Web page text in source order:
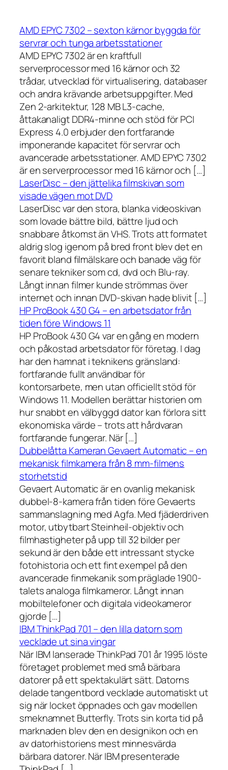
AMD EPYC 7302 – sexton kärnor byggda för
servrar och tunga arbetsstationer
AMD EPYC 7302 är en kraftfull
serverprocessor med 16 kärnor och 32
trådar, utvecklad för virtualisering, databaser
och andra krävande arbetsuppgifter. Med
Zen 2-arkitektur, 128 MB L3-cache,
åttakanaligt DDR4-minne och stöd för PCI
Express 4.0 erbjuder den fortfarande
imponerande kapacitet för servrar och
avancerade arbetsstationer. AMD EPYC 7302
är en serverprocessor med 16 kärnor och […]
LaserDisc – den jättelika filmskivan som
visade vägen mot DVD
LaserDisc var den stora, blanka videoskivan
som lovade bättre bild, bättre ljud och
snabbare åtkomst än VHS. Trots att formatet
aldrig slog igenom på bred front blev det en
favorit bland filmälskare och banade väg för
senare tekniker som cd, dvd och Blu-ray.
Långt innan filmer kunde strömmas över
internet och innan DVD-skivan hade blivit […]
HP ProBook 430 G4 – en arbetsdator från
tiden före Windows 11
HP ProBook 430 G4 var en gång en modern
och påkostad arbetsdator för företag. I dag
har den hamnat i teknikens gränsland:
fortfarande fullt användbar för
kontorsarbete, men utan officiellt stöd för
Windows 11. Modellen berättar historien om
hur snabbt en välbyggd dator kan förlora sitt
ekonomiska värde – trots att hårdvaran
fortfarande fungerar. När […]
Dubbelåtta Kameran Gevaert Automatic – en
mekanisk filmkamera från 8 mm-filmens
storhetstid
Gevaert Automatic är en ovanlig mekanisk
dubbel-8-kamera från tiden före Gevaerts
sammanslagning med Agfa. Med fjäderdriven
motor, utbytbart Steinheil-objektiv och
filmhastigheter på upp till 32 bilder per
sekund är den både ett intressant stycke
fotohistoria och ett fint exempel på den
avancerade finmekanik som präglade 1900-
talets analoga filmkameror. Långt innan
mobiltelefoner och digitala videokameror
gjorde […]
IBM ThinkPad 701 – den lilla datorn som
vecklade ut sina vingar
När IBM lanserade ThinkPad 701 år 1995 löste
företaget problemet med små bärbara
datorer på ett spektakulärt sätt. Datorns
delade tangentbord vecklade automatiskt ut
sig när locket öppnades och gav modellen
smeknamnet Butterfly. Trots sin korta tid på
marknaden blev den en designikon och en
av datorhistoriens mest minnesvärda
bärbara datorer. När IBM presenterade